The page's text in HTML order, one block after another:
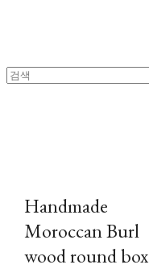
Handmade
Moroccan Burl
wood round box